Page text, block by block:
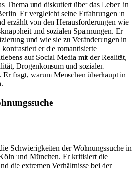
Thema und diskutiert über das Leben in
Er vergleicht seine Erfahrungen in
erzählt von den Herausforderungen wie
und sozialen Spannungen. Er
und wie sie zu Veränderungen in
er die romantisierte
auf Social Media mit der Realität,
Drogenkonsum und sozialen
Er fragt, warum Menschen überhaupt in
Schwierigkeiten der Wohnungssuche in
und München. Er kritisiert die
die extremen Verhältnisse bei der